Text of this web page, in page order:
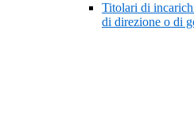
Titolari di
di direzione o di